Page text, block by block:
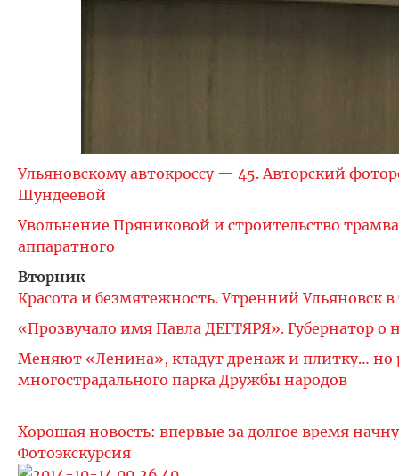
Ульяновскому автокроссу — 45. Авторский
Шундеевой
Увольнение Пряниковой и строительство
аппаратного
Вторник
Красота и безмятежность. Утренний Ульяновск
«Прозвучало имя Павла ДЕГТЯРЯ». Губернатор
Меняют «Ленина», кладут дренаж и плитку… но
многострадального парка Дружбы народов
Хорошая новость: впервые за долгое время
Фотоэкскурсия